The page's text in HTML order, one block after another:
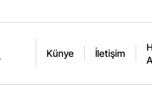
Künye İletişim